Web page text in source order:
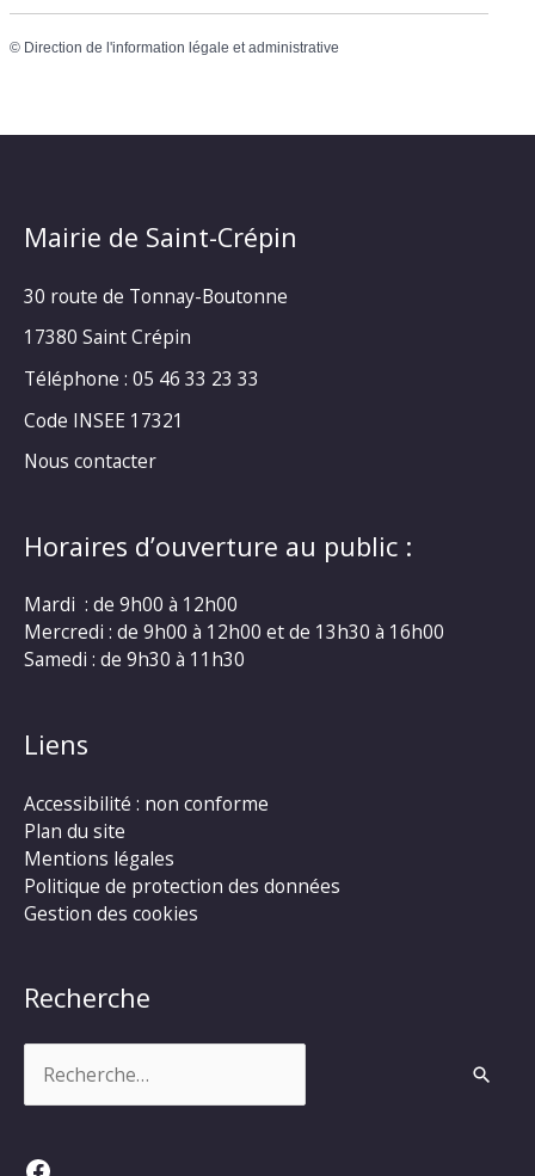
© Direction de l'information légale et administrative
Mairie de Saint-Crépin
30 route de Tonnay-Boutonne
17380 Saint Crépin
Téléphone : 05 46 33 23 33
Code INSEE 17321
Nous contacter
Horaires d’ouverture au public :
Mardi : de 9h00 à 12h00
Mercredi : de 9h00 à 12h00 et de 13h30 à 16h00
Samedi : de 9h30 à 11h30
Liens
Accessibilité : non conforme
Plan du site
Mentions légales
Politique de protection des données
Gestion des cookies
Recherche